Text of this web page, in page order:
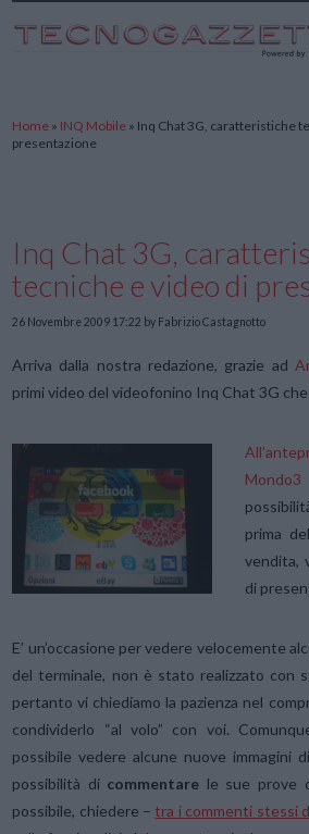
Home » INQ Mobile » Inq Chat 3G, caratteristiche
presentazione
Inq Chat 3G,
tecniche e video di
26 Novembre 2009 17:22 by Fabrizio Castagnotto
Arriva dalla nostra redazione, grazie ad
primi video del videofonino Inq Chat 3G
Mondo3
prima
vendita,
di
E’ un’occasione per vedere velocemente
del terminale, non è stato realizzato con
pertanto vi chiediamo la pazienza nel
condividerlo “al volo” con voi.
possibile vedere alcune nuove immagini
possibilità di commentare le sue prove
possibile, chiedere – tra i commenti stessi